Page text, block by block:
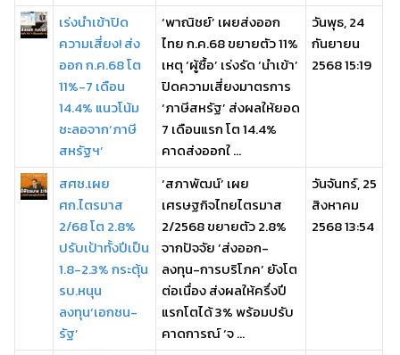
เร่งนำเข้าปิด
ความเสี่ยง! ส่ง
ออก ก.ค.68 โต
11%-7 เดือน
14.4% แนวโน้ม
ชะลอจาก‘ภาษี
สหรัฐฯ’
‘พาณิชย์’ เผยส่งออก
ไทย ก.ค.68 ขยายตัว 11%
เหตุ ‘ผู้ซื้อ’ เร่งรัด ‘นำเข้า’
ปิดความเสี่ยงมาตรการ
‘ภาษีสหรัฐ’ ส่งผลให้ยอด
7 เดือนแรก โต 14.4%
คาดส่งออกใ ...
วันพุธ, 24
กันยายน
2568 15:19
สศช.เผย
ศก.ไตรมาส
2/68 โต 2.8%
ปรับเป้าทั้งปีเป็น
1.8-2.3% กระตุ้น
รบ.หนุน
ลงทุน‘เอกชน-
รัฐ’
‘สภาพัฒน์’ เผย
เศรษฐกิจไทยไตรมาส
2/2568 ขยายตัว 2.8%
จากปัจจัย ‘ส่งออก-
ลงทุน-การบริโภค’ ยังโต
ต่อเนื่อง ส่งผลให้ครึ่งปี
แรกโตได้ 3% พร้อมปรับ
คาดการณ์ ‘จ ...
วันจันทร์, 25
สิงหาคม
2568 13:54